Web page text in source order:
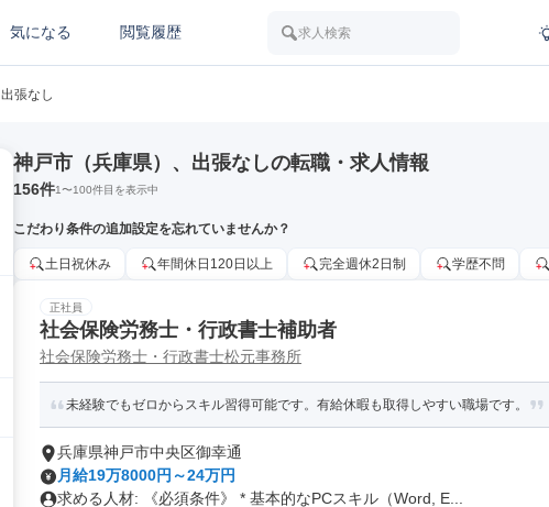
気になる 閲覧履歴 求人検索
出張なし
神戸市（兵庫県）、出張なしの転職・求人情報
156件1〜100件目を表示中
こだわり条件の追加設定を忘れていませんか？
土日祝休み 年間休日120日以上 完全週休2日制 学歴不問
正社員
社会保険労務士・行政書士補助者
社会保険労務士・行政書士松元事務所
未経験でもゼロからスキル習得可能です。有給休暇も取得しやすい職場です。
兵庫県神戸市中央区御幸通
月給19万8000円～24万円
求める人材: 《必須条件》 * 基本的なPCスキル（Word, E...